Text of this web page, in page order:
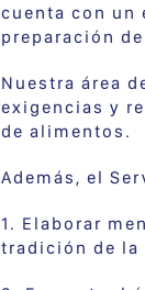
cuenta con un
preparación
Nuestra área
exigencias y
de alimentos.
Además, el
1. Elaborar
tradición de la